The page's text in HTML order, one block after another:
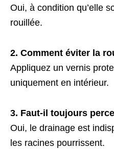
Oui, à condition qu’elle
rouillée.
2. Comment éviter la
Appliquez un vernis
uniquement en intérieur.
3. Faut-il toujours
Oui, le drainage est
les racines pourrissent.